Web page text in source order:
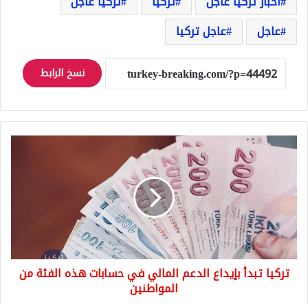
عاجل
عاجل تركيا
نسخ الرابط
تركيا
الدعم
المالي
في
حسابات
هذه
الفئة
منتركيا تبدأ بإيداع الدعم المالي في حسابات هذه الفئة من
المواطنين